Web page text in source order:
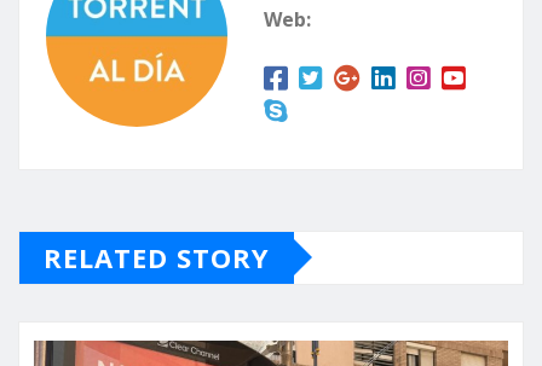
Web:
RELATED STORY